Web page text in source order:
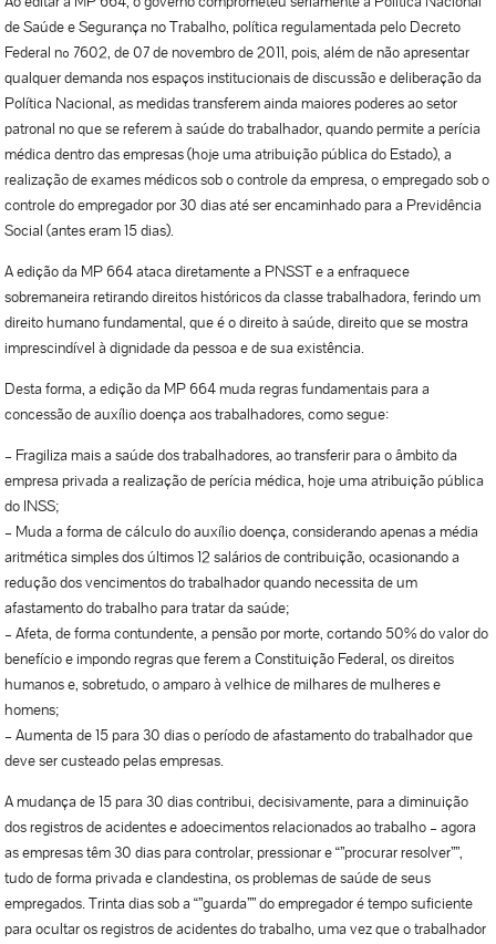
de Saúde e Segurança no Trabalho, política regulamentada pelo Decreto
Federal nº 7602, de 07 de novembro de 2011, pois, além de não apresentar
qualquer demanda nos espaços institucionais de discussão e deliberação da
Política Nacional, as medidas transferem ainda maiores poderes ao setor
patronal no que se referem à saúde do trabalhador, quando permite a perícia
médica dentro das empresas (hoje uma atribuição pública do Estado), a
realização de exames médicos sob o controle da empresa, o empregado sob o
controle do empregador por 30 dias até ser encaminhado para a Previdência
Social (antes eram 15 dias).
A edição da MP 664 ataca diretamente a PNSST e a enfraquece
sobremaneira retirando direitos históricos da classe trabalhadora, ferindo um
direito humano fundamental, que é o direito à saúde, direito que se mostra
imprescindível à dignidade da pessoa e de sua existência.
Desta forma, a edição da MP 664 muda regras fundamentais para a
concessão de auxílio doença aos trabalhadores, como segue:
– Fragiliza mais a saúde dos trabalhadores, ao transferir para o âmbito da
empresa privada a realização de perícia médica, hoje uma atribuição pública
do INSS;
– Muda a forma de cálculo do auxílio doença, considerando apenas a média
aritmética simples dos últimos 12 salários de contribuição, ocasionando a
redução dos vencimentos do trabalhador quando necessita de um
afastamento do trabalho para tratar da saúde;
– Afeta, de forma contundente, a pensão por morte, cortando 50% do valor do
benefício e impondo regras que ferem a Constituição Federal, os direitos
humanos e, sobretudo, o amparo à velhice de milhares de mulheres e
homens;
– Aumenta de 15 para 30 dias o período de afastamento do trabalhador que
deve ser custeado pelas empresas.
A mudança de 15 para 30 dias contribui, decisivamente, para a diminuição
dos registros de acidentes e adoecimentos relacionados ao trabalho – agora
as empresas têm 30 dias para controlar, pressionar e “”procurar resolver””,
tudo de forma privada e clandestina, os problemas de saúde de seus
empregados. Trinta dias sob a “”guarda”” do empregador é tempo suficiente
para ocultar os registros de acidentes do trabalho, uma vez que o trabalhador